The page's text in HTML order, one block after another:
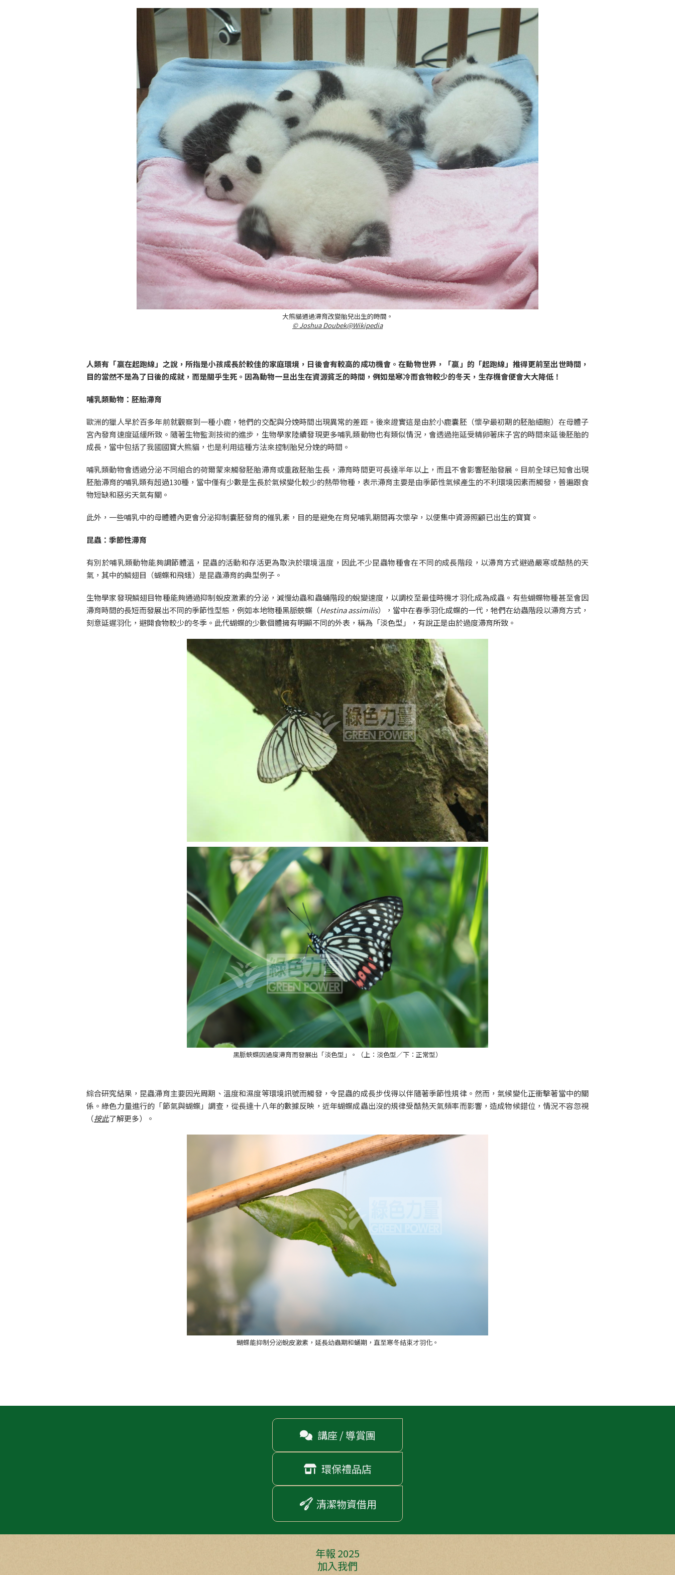
大熊貓通過滯育改變胎兒出生的時間。
© Joshua Doubek@Wikipedia
人類有「贏在起跑線」之說，所指是小孩成長於較佳的家庭環境，日後會有較高的成功機會。在動物世界，「贏」的「起跑線」推得更前至出世時間，
目的當然不是為了日後的成就，而是關乎生死。因為動物一旦出生在資源貧乏的時間，例如是寒冷而食物較少的冬天，生存機會便會大大降低！
哺乳類動物：胚胎滯育
歐洲的獵人早於百多年前就觀察到一種小鹿，牠們的交配與分娩時間出現異常的差距。後來證實這是由於小鹿囊胚（懷孕最初期的胚胎細胞）在母體子
宮內發育速度延緩所致。隨著生物監測技術的進步，生物學家陸續發現更多哺乳類動物也有類似情況，會透過拖延受精卵著床子宮的時間來延後胚胎的
成長，當中包括了我國國寶大熊貓，也是利用這種方法來控制胎兒分娩的時間。
哺乳類動物會透過分泌不同組合的荷爾蒙來觸發胚胎滯育或重啟胚胎生長，滯育時間更可長達半年以上，而且不會影響胚胎發展。目前全球已知會出現
胚胎滯育的哺乳類有超過130種，當中僅有少數是生長於氣候變化較少的熱帶物種，表示滯育主要是由季節性氣候產生的不利環境因素而觸發，普遍跟食
物短缺和惡劣天氣有關。
此外，一些哺乳中的母體體內更會分泌抑制囊胚發育的催乳素，目的是避免在育兒哺乳期間再次懷孕，以便集中資源照顧已出生的寶寶。
昆蟲：季節性滯育
有別於哺乳類動物能夠調節體溫，昆蟲的活動和存活更為取決於環境溫度，因此不少昆蟲物種會在不同的成長階段，以滯育方式避過嚴寒或酷熱的天
氣，其中的鱗翅目（蝴蝶和飛蛾）是昆蟲滯育的典型例子。
生物學家發現鱗翅目物種能夠通過抑制蛻皮激素的分泌，減慢幼蟲和蟲蛹階段的蛻變速度，以調校至最佳時機才羽化成為成蟲。有些蝴蝶物種甚至會因
滯育時間的長短而發展出不同的季節性型態，例如本地物種黑脈蛺蝶（Hestina assimilis），當中在春季羽化成蝶的一代，牠們在幼蟲階段以滯育方式，
刻意延遲羽化，避開食物較少的冬季。此代蝴蝶的少數個體擁有明顯不同的外表，稱為「淡色型」，有說正是由於過度滯育所致。
黑脈蛺蝶因過度滯育而發展出「淡色型」。（上：淡色型／下：正常型）
綜合研究結果，昆蟲滯育主要因光周期、溫度和濕度等環境訊號而觸發，令昆蟲的成長步伐得以伴隨著季節性規律。然而，氣候變化正衝擊著當中的關
係。綠色力量進行的「節氣與蝴蝶」調查，從長達十八年的數據反映，近年蝴蝶成蟲出沒的規律受酷熱天氣頻率而影響，造成物候錯位，情況不容忽視
（按此了解更多）。
蝴蝶能抑制分泌蛻皮激素，延長幼蟲期和蛹期，直至寒冬結束才羽化。
 講座 / 導賞團
 環保禮品店
清潔物資借用
年報 2025
加入我們